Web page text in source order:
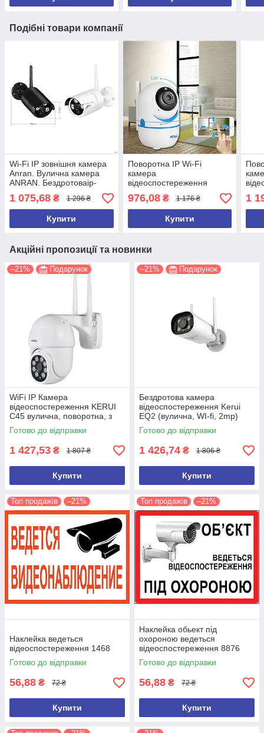
Подібні товари компанії
Wi-Fi IP зовнішня камера
Anran. Вулична камера
ANRAN. Бездротоваip-
камера для
спостереження anran
1 075,68 ₴ 1 296 ₴
Купити
Поворотна IP Wi-Fi
камера
відеоспостереження
відеоня зі звуком 2 Mp Full
HD Kerui T09T Tuya
976,08₴ 1 176 ₴
Купити
1
Акційні пропозиції та новинки
–21% Подарунок
WiFi IP Камера
відеоспостереження KERUI
C45 вулична, поворотна, з
віддаленим доступом, нічним
баченням (2Мп)
Готово до відправки
1 427,53 ₴ 1 807 ₴
Купити
–21% Подарунок
Бездротова камера
відеоспостереження Kerui
EQ2 (вулична, WI-fi, 2mp)
Готово до відправки
1 426,74 ₴ 1 806 ₴
Купити
Топ продажів –21%
Наклейка ведеться
відеоспостереження 1468
Готово до відправки
56,88 ₴ 72 ₴
Купити
Топ продажів –21%
Наклейка обьект під
охороною ведеться
відеоспостереження 8876
Готово до відправки
56,88 ₴ 72 ₴
Купити